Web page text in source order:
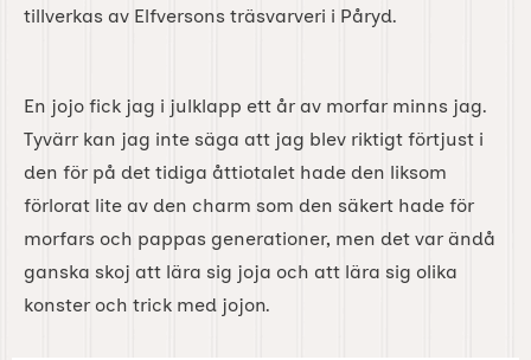
tillverkas av Elfversons träsvarveri i Påryd.
En jojo fick jag i julklapp ett år av morfar minns jag.
Tyvärr kan jag inte säga att jag blev riktigt förtjust i
den för på det tidiga åttiotalet hade den liksom
förlorat lite av den charm som den säkert hade för
morfars och pappas generationer, men det var ändå
ganska skoj att lära sig joja och att lära sig olika
konster och trick med jojon.